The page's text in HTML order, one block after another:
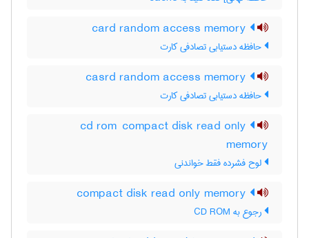
حافظه دستیابی تصادفی کارت
حافظه دستیابی تصادفی کارت
cd rom compact disk read only
memory
لوح فشرده فقط خواندنی
رجوع به CD ROM